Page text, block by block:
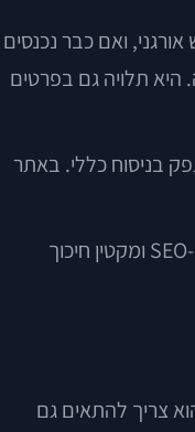
ואם כבר נכנסים
תלויה גם בפרטים
בניסוח כללי. באתר
במילים אחרות, מי שחושב על בניית חנות אינטרנטית צריך להבין שתיאור מוצר אינו רק טקסט שיווקי קצר. זהו רכיב פונקציונלי שמסביר, מדייק, עונה על שאלות, תומך ב-SEO ומקטין חיכוך
צריך להתאים גם